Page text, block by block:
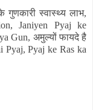
गुणकारी स्वास्थ्य लाभ,
Janiyen Pyaj ke
Gun, अमुल्यों फायदे है
Pyaj ke Ras ka